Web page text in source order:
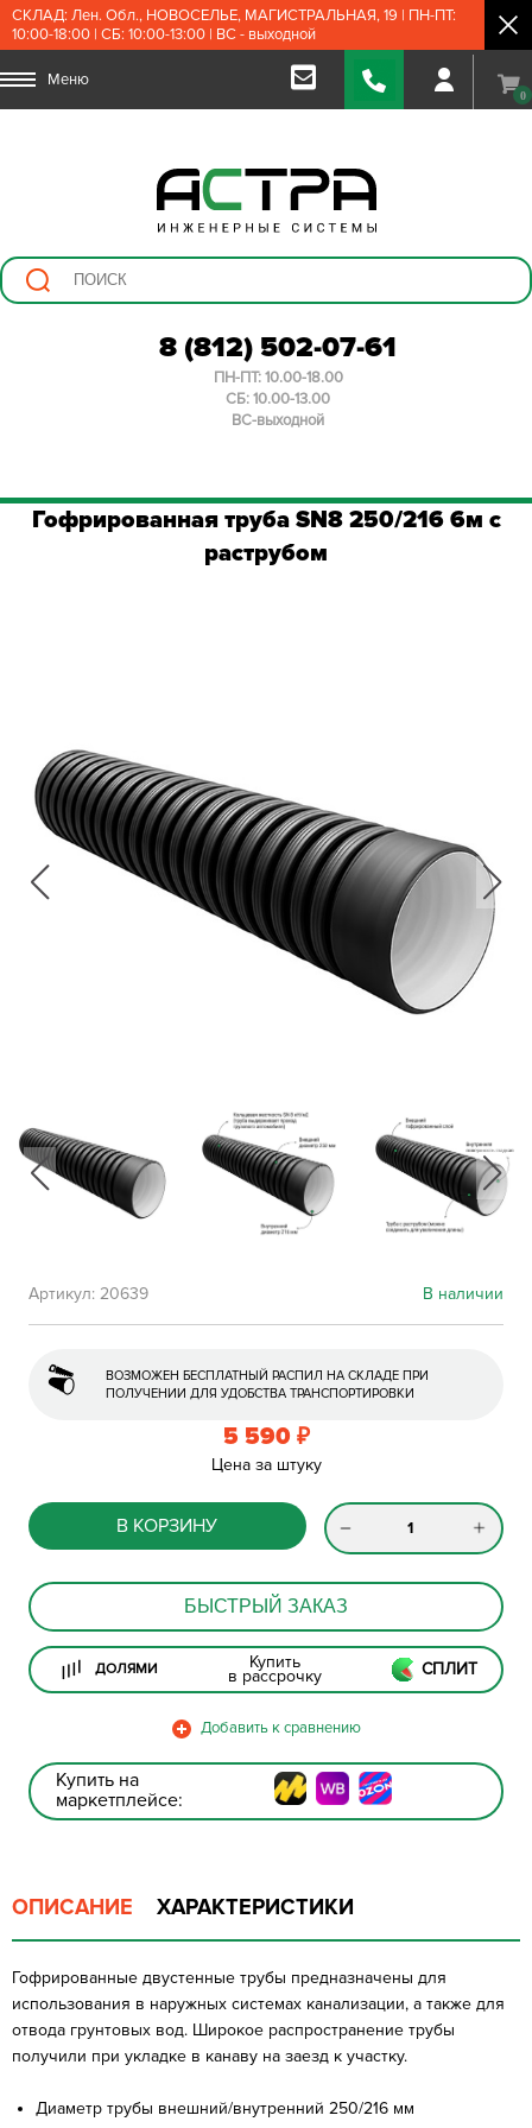
СКЛАД: Лен. Обл., НОВОСЕЛЬЕ, МАГИСТРАЛЬНАЯ, 19 | ПН-ПТ:
10:00-18:00 | СБ: 10:00-13:00 | ВС - выходной
Меню
0
8 (812) 502-07-61
ПН-ПТ: 10.00-18.00
СБ: 10.00-13.00
ВС-выходной
Гофрированная труба SN8 250/216 6м с
раструбом
В наличии
Артикул: 20639
ВОЗМОЖЕН БЕСПЛАТНЫЙ РАСПИЛ НА СКЛАДЕ ПРИ
ПОЛУЧЕНИИ ДЛЯ УДОБСТВА ТРАНСПОРТИРОВКИ
5 590 ₽
Цена за штуку
В КОРЗИНУ
БЫСТРЫЙ ЗАКАЗ
ДОЛЯМИ Купить
в рассрочку СПЛИТ
Купить на
маркетплейсе:
ОПИСАНИЕ ХАРАКТЕРИСТИКИ
Гофрированные двустенные трубы предназначены для
использования в наружных системах канализации, а также для
отвода грунтовых вод. Широкое распространение трубы
получили при укладке в канаву на заезд к участку.
Диаметр трубы внешний/внутренний 250/216 мм